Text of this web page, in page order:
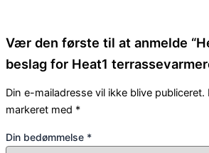
Vær den første til at anmelde
beslag for Heat1
Din e-mailadresse vil ikke blive publiceret.
markeret med *
Din bedømmelse *